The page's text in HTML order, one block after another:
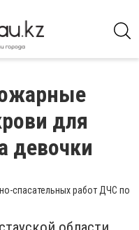
для
девочки
спасательных работ ДЧС по